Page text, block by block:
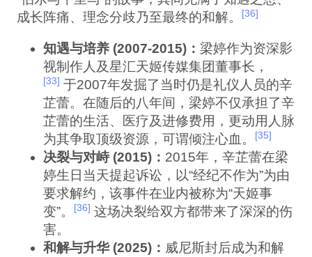
成长阵痛、理念分歧乃至最终的和解。
[36]
知遇与培养 (2007-2015)：梁婷作为资深影
视制作人及星汇天姬传媒集团董事长，
[33] 于2007年发掘了当时仍是礼仪人员的辛
芷蕾。在随后的八年间，梁婷不仅承担了辛
芷蕾的生活、医疗及进修费用，更动用人脉
为其争取顶级资源，可谓倾注心血。
[35]
决裂与对峙 (2015)： 2015年，辛芷蕾在梁
婷生日当天提起诉讼，以“经纪不作为”为由
要求解约，该事件在业内被称为“天姬事
变”。
[36] 这场决裂给双方都带来了深深的伤
害。
和解与升华 (2025)： 威尼斯封后成为和解